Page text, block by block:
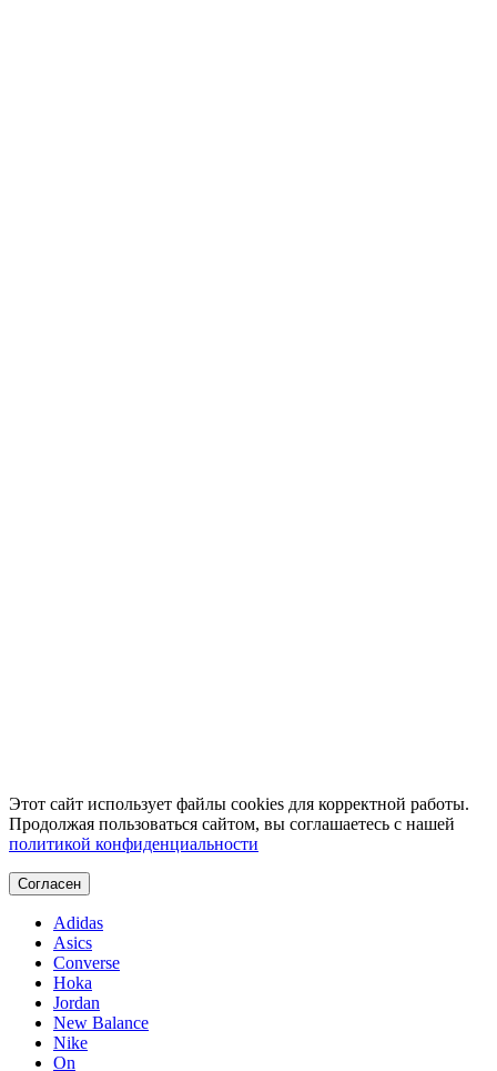
Этот сайт использует файлы cookies для корректной работы.
Продолжая пользоваться сайтом, вы соглашаетесь с нашей
политикой конфиденциальности
Согласен
Adidas
Asics
Converse
Hoka
Jordan
New Balance
Nike
On